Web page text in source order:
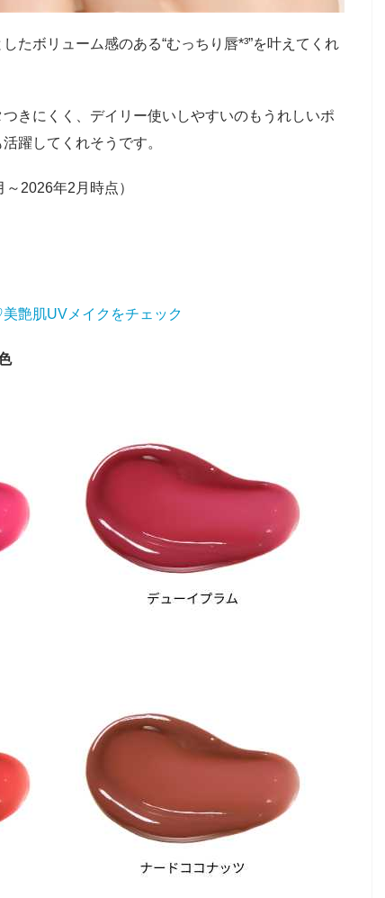
たボリューム感のある“むっちり唇*³”を叶えてくれ
きにくく、デイリー使いしやすいのもうれしいポ
躍してくれそうです。
2026年2月時点）
艶肌UVメイクをチェック